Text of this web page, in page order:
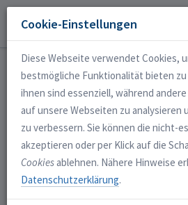
SRC.de
Sechs
Preis
Komplette Wassersport-
Cookie-Einstellungen
Diese Webseite verwendet Cookies,
bestmögliche Funktionalität bieten zu
ihnen sind essenziell, während
auf unsere Webseiten zu analysieren
zu verbessern. Sie können die nicht-
akzeptieren oder per Klick auf die
Cookies ablehnen. Nähere Hinweise
Datenschutzerklärung.